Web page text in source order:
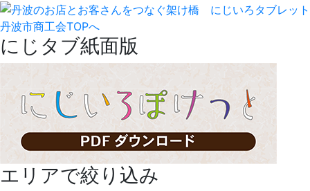
丹波市商工会TOPへ
にじタブ紙面版
エリアで絞り込み